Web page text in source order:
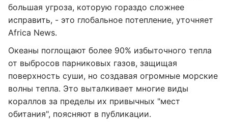
большая угроза, которую гораздо сложнее
исправить, - это глобальное потепление, уточняет
Africa News.
Океаны поглощают более 90% избыточного тепла
от выбросов парниковых газов, защищая
поверхность суши, но создавая огромные морские
волны тепла. Это выталкивает многие виды
кораллов за пределы их привычных "мест
обитания", поясняют в публикации.